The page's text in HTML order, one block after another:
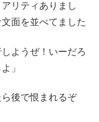
リティありまし
面を並べてました
ようぜ！いーだろ
」
後で恨まれるぞ